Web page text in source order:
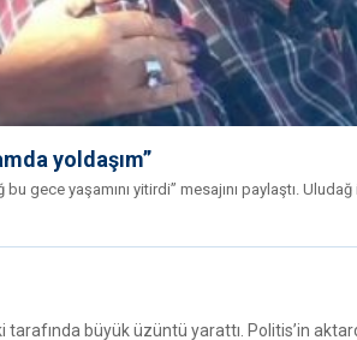
yoldaşım”
yaşamını yitirdi” mesajını paylaştı. Uludağ
tarafında büyük üzüntü yarattı. Politis’in